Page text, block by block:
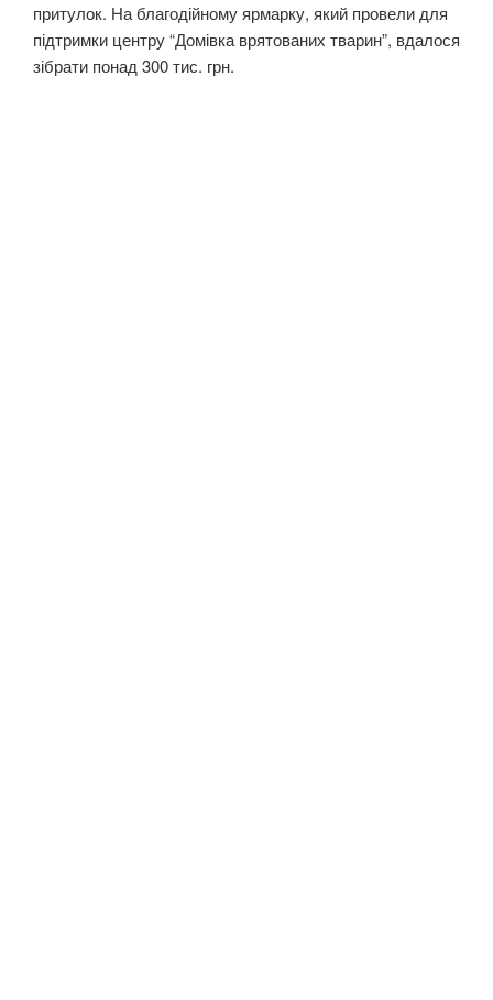
притулок. На благодійному ярмарку, який провели для
підтримки центру “Домівка врятованих тварин”, вдалося
зібрати понад 300 тис. грн.